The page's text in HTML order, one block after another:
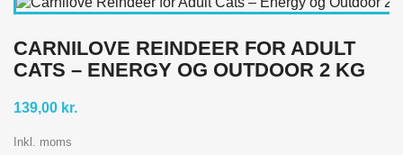
CARNILOVE REINDEER FOR ADULT
CATS – ENERGY OG OUTDOOR 2 KG
139,00 kr.
Inkl. moms